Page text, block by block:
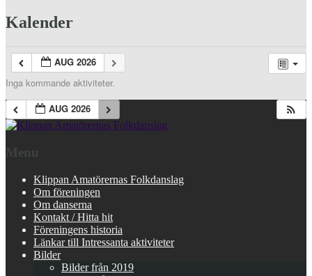
Kalender
AUG 2026
Inga kommande aktiviteter.
AUG 2026
Menu
Klippan Amatörernas Folkdanslag
Om föreningen
Om danserna
Kontakt / Hitta hit
Föreningens historia
Länkar till Intressanta aktiviteter
Bilder
Bilder från 2019